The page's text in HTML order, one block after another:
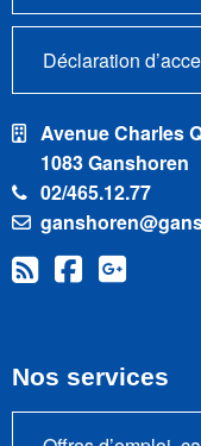
Déclaration
Avenue Charles
1083 Ganshoren
02/465.12.77
Nos services